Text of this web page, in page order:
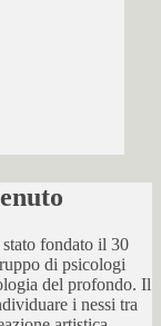
fondato il 30
di psicologi
del profondo. Il
i nessi tra